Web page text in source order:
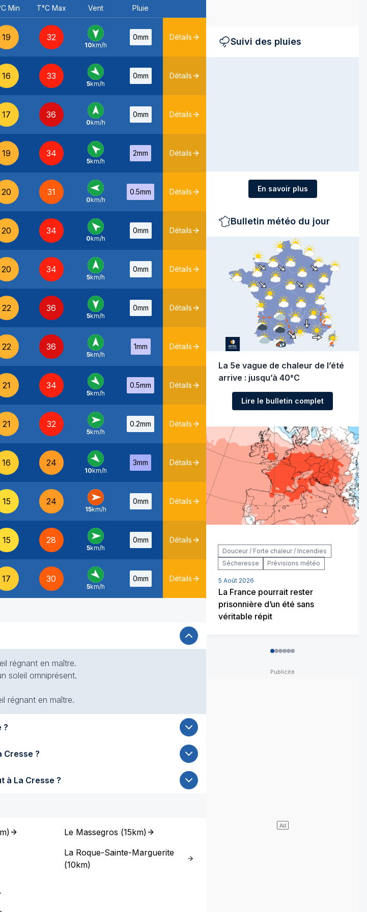
Min T°C Max Vent Pluie
19 32
N -
10km/h
0mm Détails
16 33
NO
5km/h
0mm Détails
17 36
S -
0km/h
0mm Détails
19 34
SE -
5km/h
2mm Détails
20 31
E -
0km/h
0.5mm Détails
20 34
SE -
0km/h
0mm Détails
20 34
S -
5km/h
0mm Détails
22 36
N -
5km/h
0mm Détails
22 36
S -
5km/h
1mm Détails
21 34
NO
5km/h
0.5mm Détails
21 32
O -
5km/h
0.2mm Détails
16 24
NO -
10km/h
3mm Détails
15 24
O -
15km/h
0mm Détails
15 28
O -
5km/h
0mm Détails
17 30
NO
5km/h
0mm Détails
régnant en maître.
soleil omniprésent.
régnant en maître.
?
samedi 8 aout à La Cresse ?
prochain dimanche 9 aout à La Cresse ?
)
Le Massegros (15km)
La Roque-Sainte-Marguerite
(10km)
Suivi des pluies
En savoir plus
Bulletin météo du jour
La 5e vague de chaleur de l’été
arrive : jusqu’à 40°C
Lire le bulletin complet
Douceur / Forte chaleur / Incendies
Sécheresse
Prévisions météo
5 Août 2026
La France pourrait rester
prisonnière d’un été sans
véritable répit